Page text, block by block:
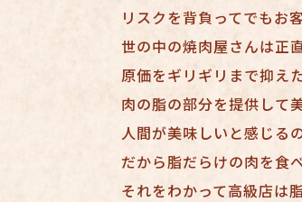
リスクを背負ってでもお
世の中の焼肉屋さんは正
原価をギリギリまで抑え
肉の脂の部分を提供して
人間が美味しいと感じる
だから脂だらけの肉を食
それをわかって高級店は